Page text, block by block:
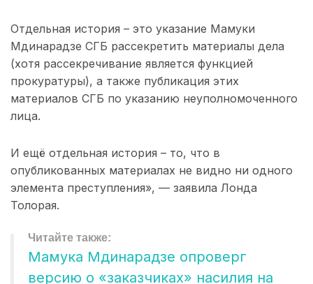
Отдельная история – это указание Мамуки
Мдинарадзе СГБ рассекретить материалы дела
(хотя рассекречивание является функцией
прокуратуры), а также публикация этих
материалов СГБ по указанию неуполномоченного
лица.
И ещё отдельная история – то, что в
опубликованных материалах не видно ни одного
элемента преступления», — заявила Лонда
Толорая.
Мамука Мдинарадзе опроверг
версию о «заказчиках» насилия на